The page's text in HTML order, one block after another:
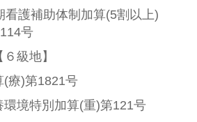
看護補助体制加算(5割以上)
号
級地】
(療)第1821号
環境特別加算(重)第121号